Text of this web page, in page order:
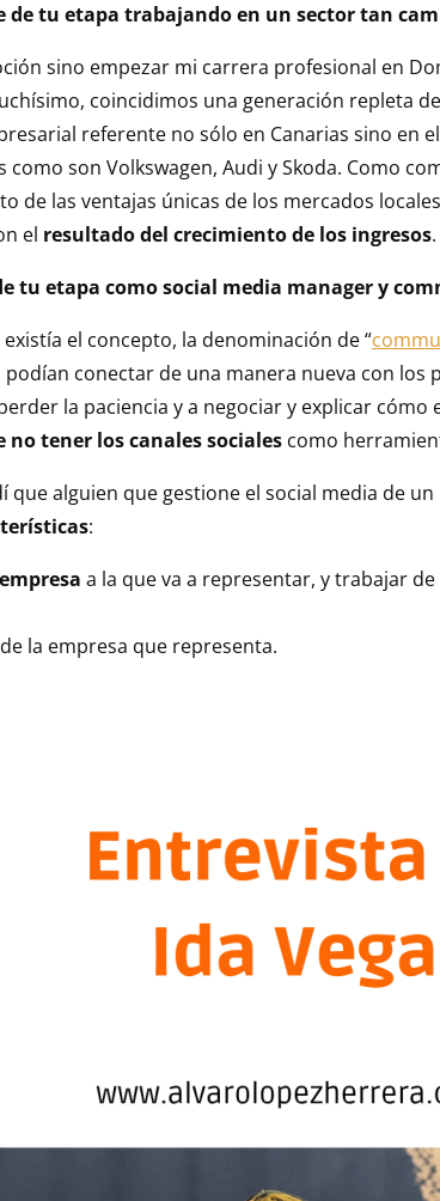
de tu etapa trabajando en un sector tan
sino empezar mi carrera profesional en
coincidimos una generación repleta
referente no sólo en Canarias sino
son Volkswagen, Audi y Skoda. Como
de las ventajas únicas de los mercados
el resultado del crecimiento de los ingresos.
tu etapa como social media manager y
el concepto, la denominación de “
conectar de una manera nueva con los
la paciencia y a negociar y explicar
no tener los canales sociales como
alguien que gestione el social media de
:
a la que va a representar, y trabajar
de la empresa que representa.